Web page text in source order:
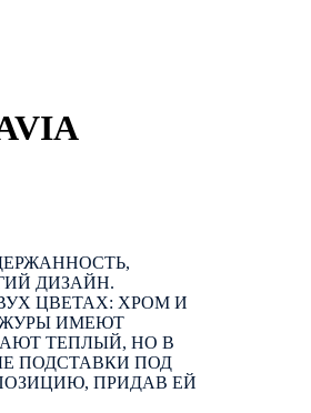
ДИЗАЙН.
ЦВЕТАХ: ХРОМ И
ИМЕЮТ
ТЕПЛЫЙ, НО В
ПОДСТАВКИ ПОД
ПРИДАВ ЕЙ